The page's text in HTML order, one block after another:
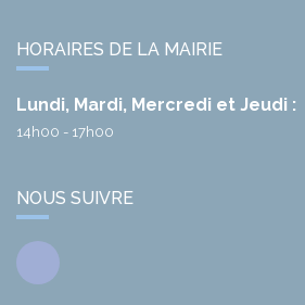
HORAIRES DE LA MAIRIE
Lundi, Mardi, Mercredi et Jeudi :
14h00 - 17h00
NOUS SUIVRE
Facebook